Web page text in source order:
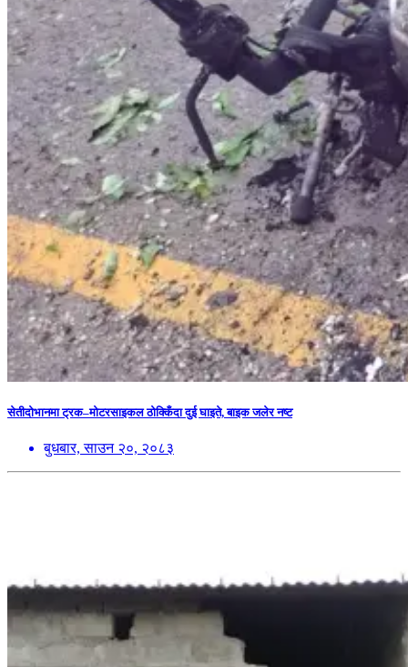
सेतीदोभानमा ट्रक–मोटरसाइकल ठोक्किँदा दुई घाइते, बाइक जलेर नष्ट
बुधबार, साउन २०, २०८३